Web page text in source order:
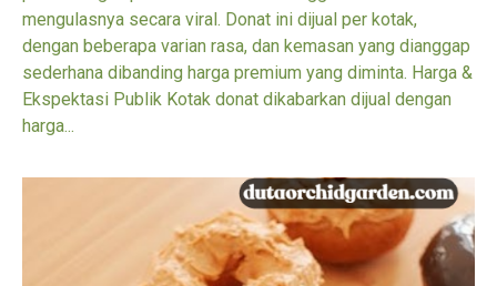
mengulasnya secara viral. Donat ini dijual per kotak,
dengan beberapa varian rasa, dan kemasan yang dianggap
sederhana dibanding harga premium yang diminta. Harga &
Ekspektasi Publik Kotak donat dikabarkan dijual dengan
harga...